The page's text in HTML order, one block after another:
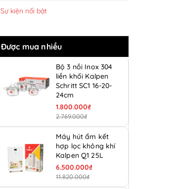
Sự kiện nổi bật
Được mua nhiều
Bộ 3 nồi Inox 304
liền khối Kalpen
Schritt SC1 16-20-
24cm
1.800.000₫
2.769.000₫
Máy hút ẩm kết
hợp lọc không khí
Kalpen Q1 25L
6.500.000₫
11.820.000₫